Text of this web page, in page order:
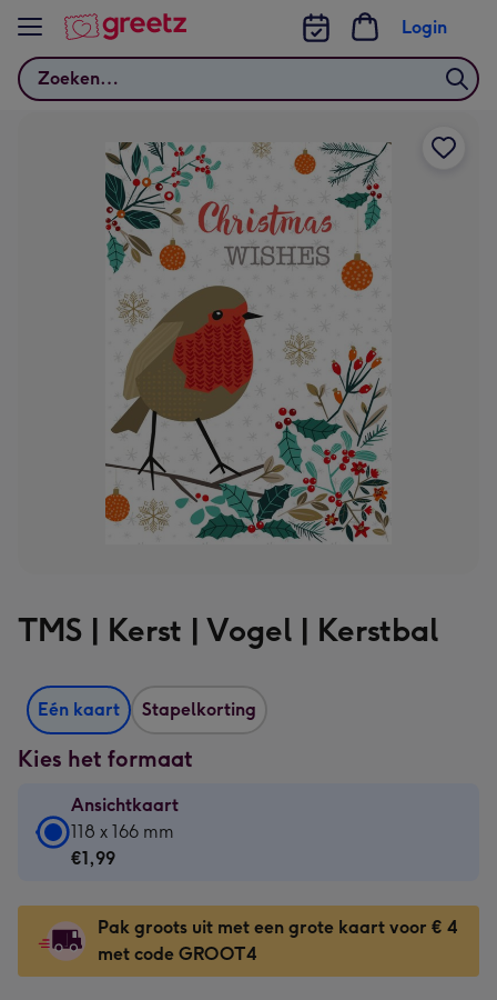
Bekijk meer
Zoeken
Login
TMS | Kerst | Vogel | Kerstbal
Eén kaart Stapelkorting
Kies het formaat
Ansichtkaart
Ansichtkaart
-
-
118
x
118 x 166 mm
€1,99
Pak groots uit met een grote kaart voor € 4
met code GROOT4